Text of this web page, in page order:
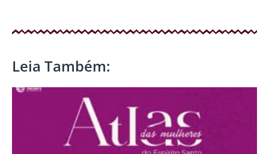
Leia Também: